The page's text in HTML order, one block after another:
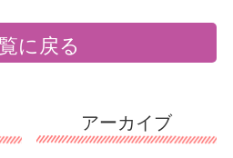
アーカイブ
に戻る